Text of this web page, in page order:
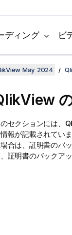
ディング ビ
May 2024
セクションには、
報が記載されていま
合は、証明書のバ
証明書のバックア